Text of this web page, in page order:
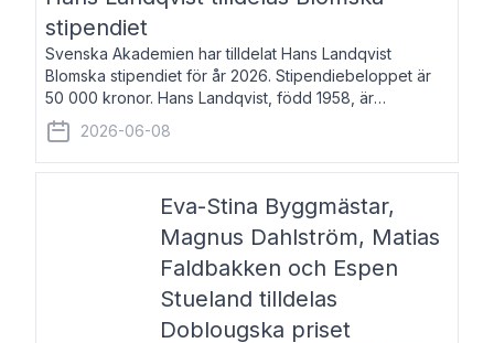
stipendiet
Svenska Akademien har tilldelat Hans Landqvist
Blomska stipendiet för år 2026. Stipendiebeloppet är
50 000 kronor. Hans Landqvist, född 1958, är
professor i svenska vid Göteborgs universitet. Han
disputerade år 2000 på avhandlingen Författn
2026-06-08
Eva-Stina Byggmästar,
Magnus Dahlström, Matias
Faldbakken och Espen
Stueland tilldelas
Doblougska priset